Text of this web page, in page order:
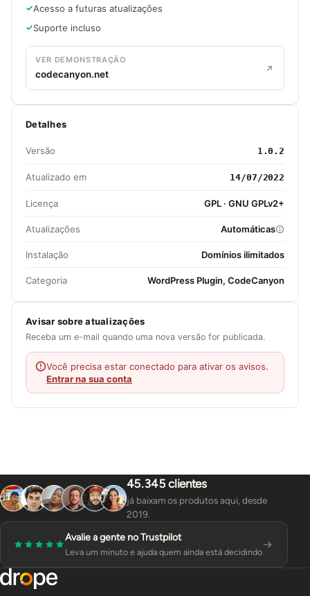
Acesso a futuras atualizações
Suporte incluso
VER DEMONSTRAÇÃO
codecanyon.net
Detalhes
Versão 1.0.2
Atualizado em 14/07/2022
Licença GPL · GNU GPLv2+
Atualizações Automáticas
Instalação Domínios ilimitados
Categoria WordPress Plugin, CodeCanyon
Avisar sobre atualizações
Receba um e-mail quando uma nova versão for publicada.
Você precisa estar conectado para ativar os avisos.
Entrar na sua conta
45.345 clientes
já baixam os produtos aqui, desde
2019.
Avalie a gente no Trustpilot
Leva um minuto e ajuda quem ainda está decidindo